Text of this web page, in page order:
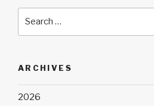
ARCHIVES
2026